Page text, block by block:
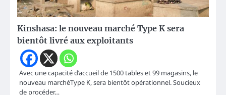
Kinshasa: le nouveau marché Type K sera
bientôt livré aux exploitants
Avec une capacité d’accueil de 1500 tables et 99 magasins, le
nouveau marchéType K, sera bientôt opérationnel. Soucieux
de procéder…